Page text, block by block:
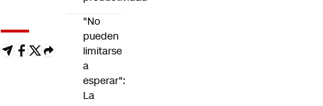
"No
pueden
limitarse
a
esperar":
La